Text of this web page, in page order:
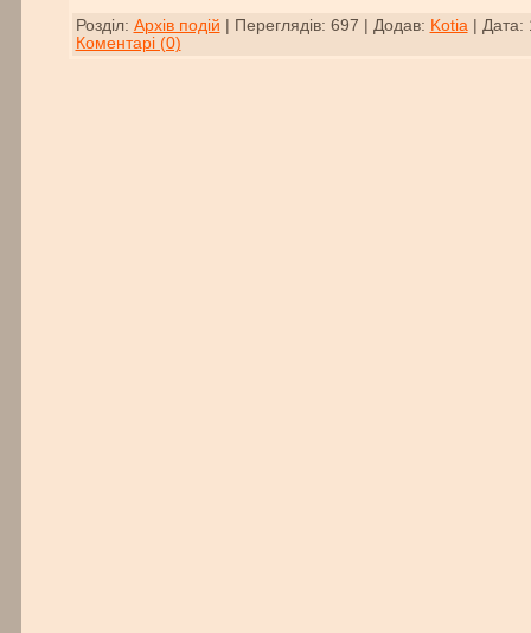
Розділ: Архів подій Переглядів: 697 Додав: Kotia| Дата:
Коментарі (0)